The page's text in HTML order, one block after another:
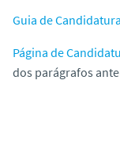
Guia de
Página de
dos parágrafos